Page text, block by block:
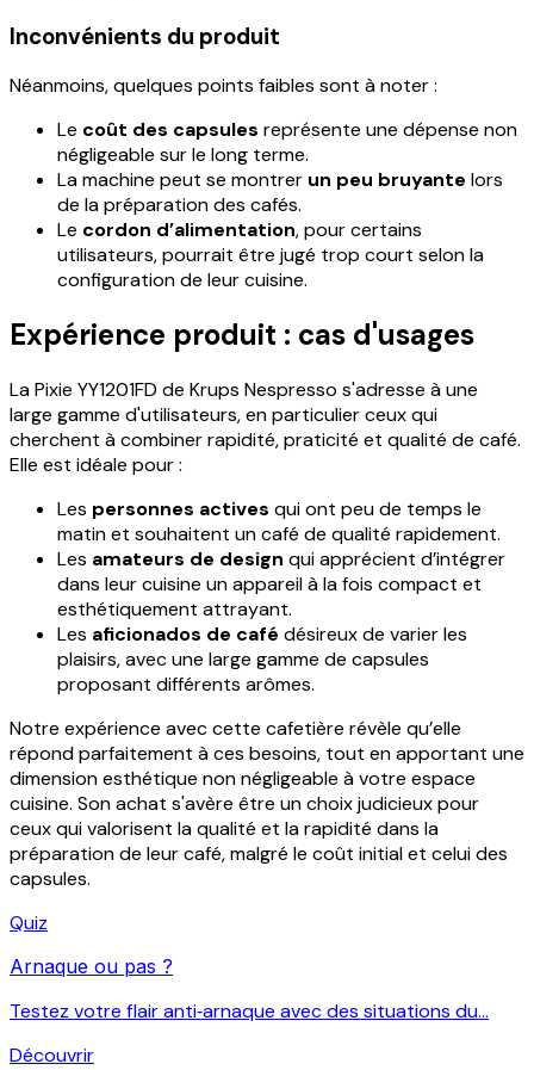
Inconvénients du produit
Néanmoins, quelques points faibles sont à noter :
Le coût des capsules représente une dépense non
négligeable sur le long terme.
La machine peut se montrer un peu bruyante lors
de la préparation des cafés.
Le cordon d’alimentation, pour certains
utilisateurs, pourrait être jugé trop court selon la
configuration de leur cuisine.
Expérience produit : cas d'usages
La Pixie YY1201FD de Krups Nespresso s'adresse à une
large gamme d'utilisateurs, en particulier ceux qui
cherchent à combiner rapidité, praticité et qualité de café.
Elle est idéale pour :
Les personnes actives qui ont peu de temps le
matin et souhaitent un café de qualité rapidement.
Les amateurs de design qui apprécient d’intégrer
dans leur cuisine un appareil à la fois compact et
esthétiquement attrayant.
Les aficionados de café désireux de varier les
plaisirs, avec une large gamme de capsules
proposant différents arômes.
Notre expérience avec cette cafetière révèle qu’elle
répond parfaitement à ces besoins, tout en apportant une
dimension esthétique non négligeable à votre espace
cuisine. Son achat s'avère être un choix judicieux pour
ceux qui valorisent la qualité et la rapidité dans la
préparation de leur café, malgré le coût initial et celui des
capsules.
Quiz
Arnaque ou pas ?
Testez votre flair anti‑arnaque avec des situations du...
Découvrir